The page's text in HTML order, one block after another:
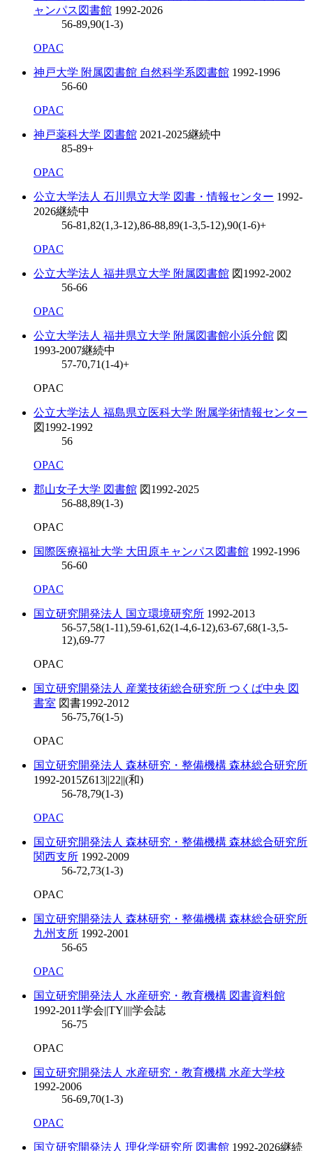
ャンパス図書館 1992-2026
56-89,90(1-3)
OPAC
神戸大学 附属図書館 自然科学系図書館 1992-1996
56-60
OPAC
神戸薬科大学 図書館 2021-2025継続中
85-89+
OPAC
公立大学法人 石川県立大学 図書・情報センター 1992-
2026継続中
56-81,82(1,3-12),86-88,89(1-3,5-12),90(1-6)+
OPAC
公立大学法人 福井県立大学 附属図書館 図 1992-2002
56-66
OPAC
公立大学法人 福井県立大学 附属図書館小浜分館 図
1993-2007継続中
57-70,71(1-4)+
OPAC
公立大学法人 福島県立医科大学 附属学術情報センター
図 1992-1992
56
OPAC
郡山女子大学 図書館 図 1992-2025
56-88,89(1-3)
OPAC
国際医療福祉大学 大田原キャンパス図書館 1992-1996
56-60
OPAC
国立研究開発法人 国立環境研究所 1992-2013
56-57,58(1-11),59-61,62(1-4,6-12),63-67,68(1-3,5-
12),69-77
OPAC
国立研究開発法人 産業技術総合研究所 つくば中央 図
書室 図書1992-2012
56-75,76(1-5)
OPAC
国立研究開発法人 森林研究・整備機構 森林総合研究所
1992-2015Z613||22||(和)
56-78,79(1-3)
OPAC
国立研究開発法人 森林研究・整備機構 森林総合研究所
関西支所 1992-2009
56-72,73(1-3)
OPAC
国立研究開発法人 森林研究・整備機構 森林総合研究所
九州支所 1992-2001
56-65
OPAC
国立研究開発法人 水産研究・教育機構 図書資料館
1992-2011学会||TY||||学会誌
56-75
OPAC
国立研究開発法人 水産研究・教育機構 水産大学校
1992-2006
56-69,70(1-3)
OPAC
国立研究開発法人 理化学研究所 図書館 1992-2026継続